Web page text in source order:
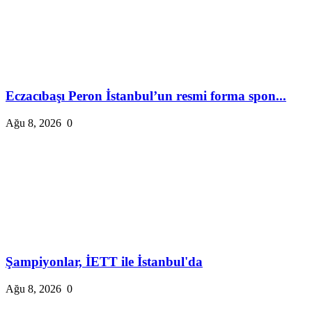
Eczacıbaşı Peron İstanbul’un resmi forma spon...
Ağu 8, 2026 0
Şampiyonlar, İETT ile İstanbul'da
Ağu 8, 2026 0